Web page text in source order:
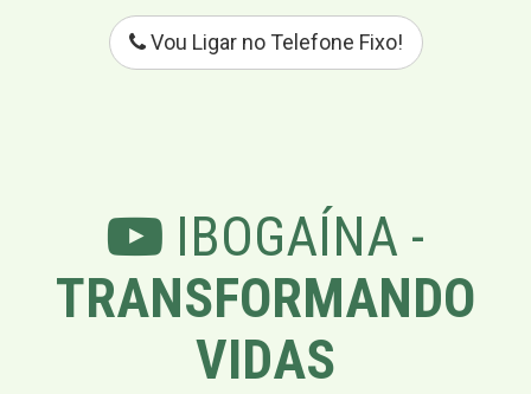
Vou Ligar no Telefone Fixo!
IBOGAÍNA -
TRANSFORMANDO
VIDAS